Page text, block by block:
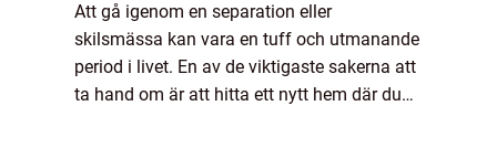
Att gå igenom en separation eller
skilsmässa kan vara en tuff och utmanande
period i livet. En av de viktigaste sakerna att
ta hand om är att hitta ett nytt hem där du